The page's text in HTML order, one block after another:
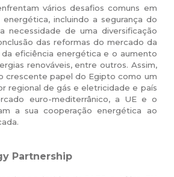
vários desafios comuns em
incluindo a segurança do
necessidade de uma diversificação
das reformas do mercado da
da eficiência energética e o aumento
renováveis, entre outros. Assim,
crescente papel do Egipto como um
regional de gás e eletricidade e país
euro-mediterrânico, a UE e o
a sua cooperação energética ao
Partnership